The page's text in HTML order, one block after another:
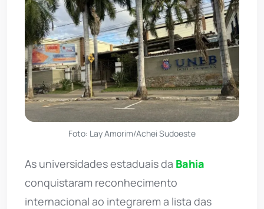
Foto: Lay Amorim/Achei Sudoeste
As universidades estaduais da Bahia
conquistaram reconhecimento
internacional ao integrarem a lista das